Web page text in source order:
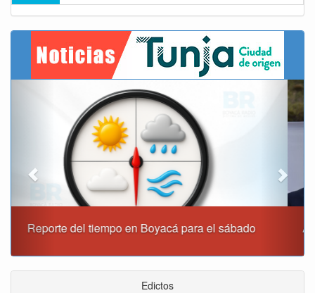
Alcaldía de Tunja y Gobernación de Boyacá firmaron
Next
Edictos